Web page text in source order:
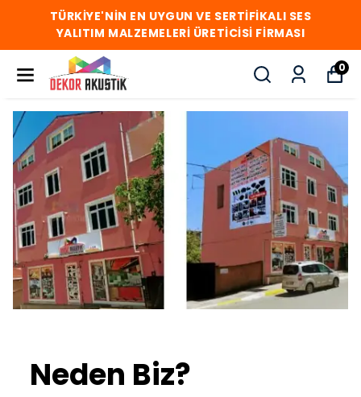
TÜRKİYE'NİN EN UYGUN VE SERTİFİKALI SES
YALITIM MALZEMELERİ ÜRETİCİSİ FİRMASI
0
Neden Biz?